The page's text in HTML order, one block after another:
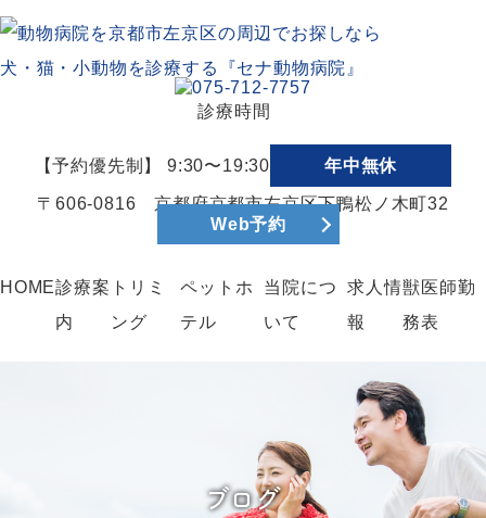
診療時間
【予約優先制】 9:30〜19:30 年中無休
〒606-0816 京都府京都市左京区下鴨松ノ木町32
Web予約
HOME診療案
内
トリミ
ング
ペットホ
テル
当院につ
いて
求人情
報
獣医師勤
務表
ブログ